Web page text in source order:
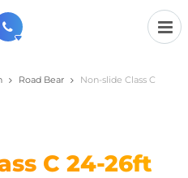
Freitag von 9 bis 17 Uhr).
Mail senden.
Road Bear
Non-slide Class C
C 24-26ft